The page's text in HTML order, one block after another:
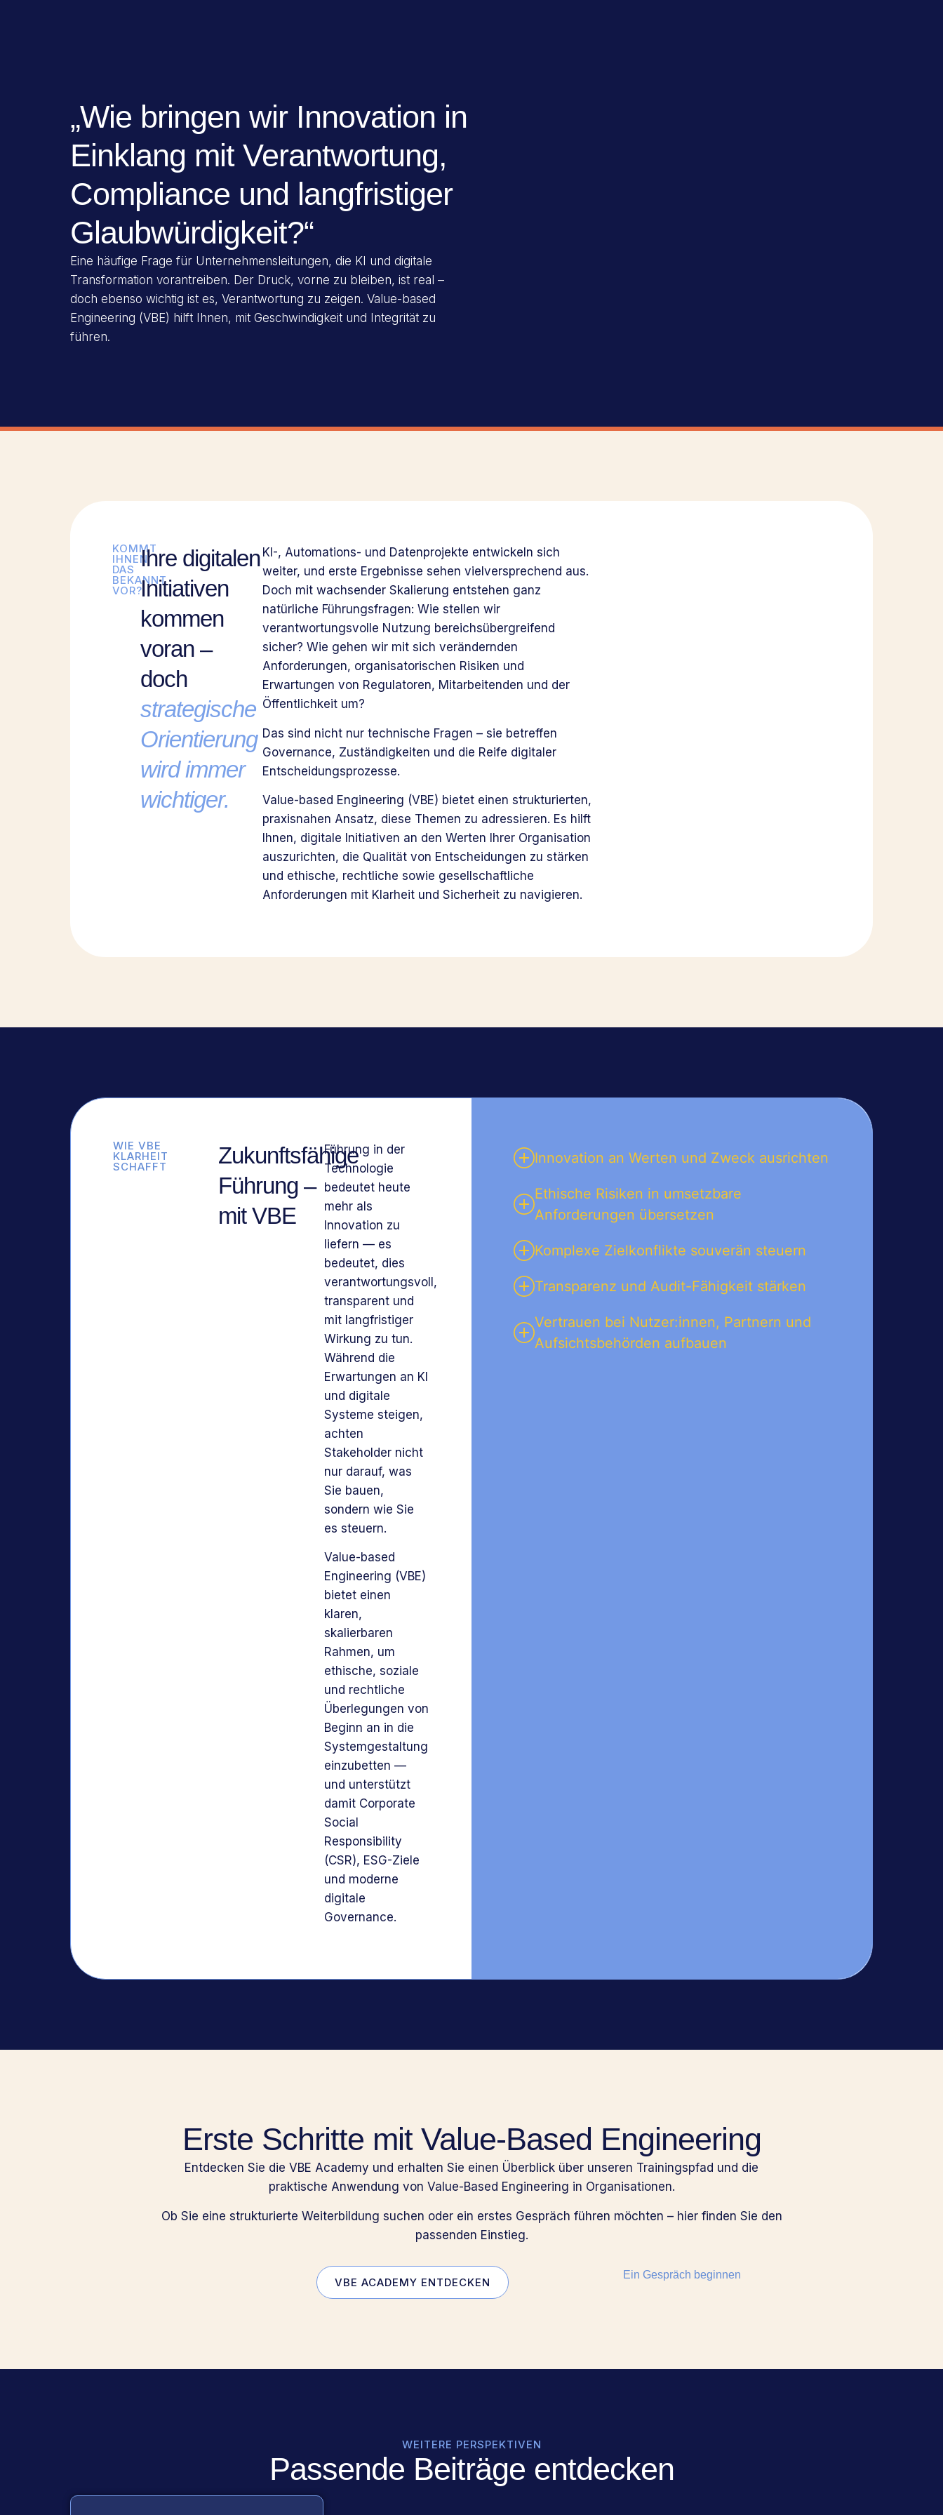
„Wie bringen wir Innovation in
Einklang mit Verantwortung,
Compliance und langfristiger
Glaubwürdigkeit?“
Eine häufige Frage für Unternehmensleitungen, die KI und digitale
Transformation vorantreiben. Der Druck, vorne zu bleiben, ist real –
doch ebenso wichtig ist es, Verantwortung zu zeigen. Value-based
Engineering (VBE) hilft Ihnen, mit Geschwindigkeit und Integrität zu
führen.
KOMMT
IHNEN
DAS
BEKANNT
VOR?
Ihre digitalen
Initiativen
kommen
voran –
doch
strategische
Orientierung
wird immer
wichtiger.
KI-, Automations- und Datenprojekte entwickeln sich
weiter, und erste Ergebnisse sehen vielversprechend aus.
Doch mit wachsender Skalierung entstehen ganz
natürliche Führungsfragen: Wie stellen wir
verantwortungsvolle Nutzung bereichsübergreifend
sicher? Wie gehen wir mit sich verändernden
Anforderungen, organisatorischen Risiken und
Erwartungen von Regulatoren, Mitarbeitenden und der
Öffentlichkeit um?
Das sind nicht nur technische Fragen – sie betreffen
Governance, Zuständigkeiten und die Reife digitaler
Entscheidungsprozesse.
Value-based Engineering (VBE) bietet einen strukturierten,
praxisnahen Ansatz, diese Themen zu adressieren. Es hilft
Ihnen, digitale Initiativen an den Werten Ihrer Organisation
auszurichten, die Qualität von Entscheidungen zu stärken
und ethische, rechtliche sowie gesellschaftliche
Anforderungen mit Klarheit und Sicherheit zu navigieren.
WIE VBE
KLARHEIT
SCHAFFT
Zukunftsfähige
Führung –
mit VBE
Führung in der
Technologie
bedeutet heute
mehr als
Innovation zu
liefern — es
bedeutet, dies
verantwortungsvoll,
transparent und
mit langfristiger
Wirkung zu tun.
Während die
Erwartungen an KI
und digitale
Systeme steigen,
achten
Stakeholder nicht
nur darauf, was
Sie bauen,
sondern wie Sie
es steuern.
Value-based
Engineering (VBE)
bietet einen
klaren,
skalierbaren
Rahmen, um
ethische, soziale
und rechtliche
Überlegungen von
Beginn an in die
Systemgestaltung
einzubetten —
und unterstützt
damit Corporate
Social
Responsibility
(CSR), ESG-Ziele
und moderne
digitale
Governance.
Innovation an Werten und Zweck ausrichten
Ethische Risiken in umsetzbare
Anforderungen übersetzen
Komplexe Zielkonflikte souverän steuern
Transparenz und Audit-Fähigkeit stärken
Vertrauen bei Nutzer:innen, Partnern und
Aufsichtsbehörden aufbauen
Erste Schritte mit Value-Based Engineering
Entdecken Sie die VBE Academy und erhalten Sie einen Überblick über unseren Trainingspfad und die
praktische Anwendung von Value-Based Engineering in Organisationen.
Ob Sie eine strukturierte Weiterbildung suchen oder ein erstes Gespräch führen möchten – hier finden Sie den
passenden Einstieg.
VBE ACADEMY ENTDECKEN
Ein Gespräch beginnen
WEITERE PERSPEKTIVEN
Passende Beiträge entdecken